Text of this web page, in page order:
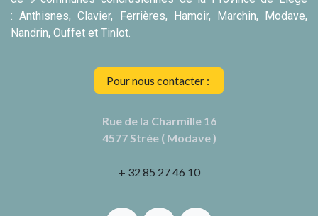
: Anthisnes, Clavier, Ferrières, Hamoir, Marchin, Modave,
Nandrin, Ouffet et Tinlot.
Pour nous contacter :
Rue de la Charmille 16
4577 Strée ( Modave )
+ 32 85 27 46 10